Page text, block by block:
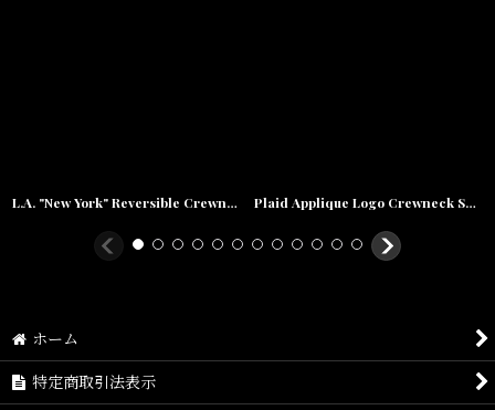
L.A. "New York" Reversible Crewneck Sweat Shirts リバーシブル クルーネック スウェット Plaid Applique Logo Crewneck Sweatshirt アップリケ クルーネック スウェット シャツ
ホーム
特定商取引法表示